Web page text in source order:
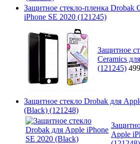
Защитное стекло-пленка Drobak
iPhone SE 2020 (121245)
Защитное
Ceramics
(121245)
Защитное стекло Drobak для
(Black) (121248)
Apple